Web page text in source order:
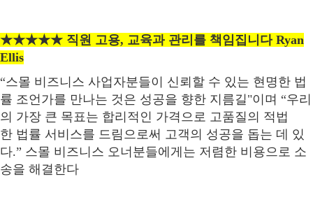
★★★★★ 직원 고용, 교육과 관리를 책임집니다 Ryan
Ellis
“스몰 비즈니스 사업자분들이 신뢰할 수 있는 현명한 법
률 조언가를 만나는 것은 성공을 향한 지름길 "이며 “우리
의 가장 큰 목표는 합리적인 가격으로 고품질의 적법
한 법률 서비스를 드림으로써 고객의 성공을 돕는 데
있
다.” 스몰 비즈니스 오너분들에게는 저렴한 비용으로 소
송을 해결한다